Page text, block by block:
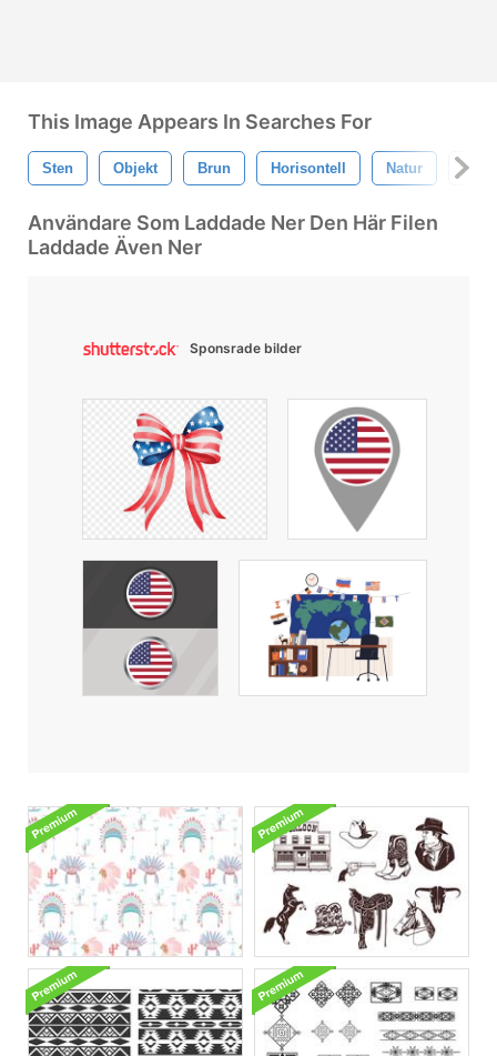
This Image Appears In Searches For
Sten Objekt Brun Horisontell Natur
Användare Som Laddade Ner Den Här Filen
Laddade Även Ner
Sponsrade bilder